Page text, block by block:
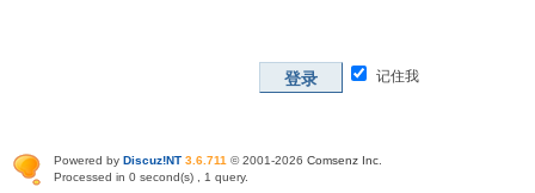
登录 记住我
Powered by Discuz!NT 3.6.711 © 2001-2026 Comsenz Inc
Processed in 0 second(s) , 1 query.